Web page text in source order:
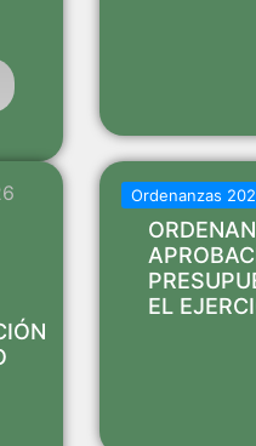
Ordenanzas
EL